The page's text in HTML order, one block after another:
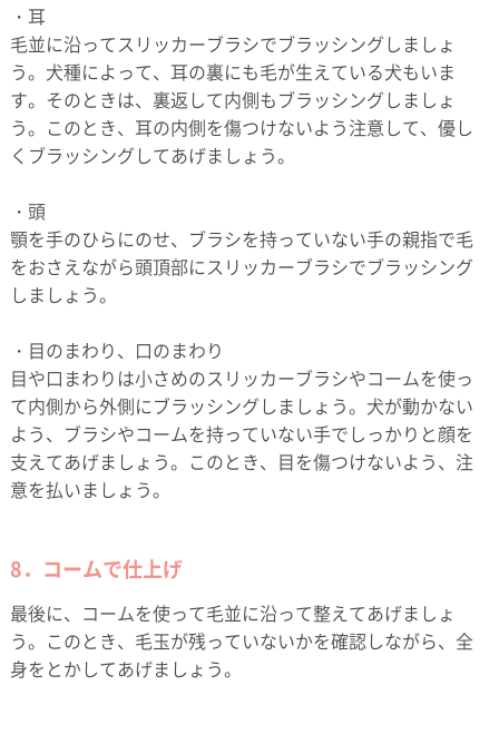
・耳
毛並に沿ってスリッカーブラシでブラッシングしましょ
う。犬種によって、耳の裏にも毛が生えている犬もいま
す。そのときは、裏返して内側もブラッシングしましょ
う。このとき、耳の内側を傷つけないよう注意して、優し
くブラッシングしてあげましょう。
・頭
顎を手のひらにのせ、ブラシを持っていない手の親指で毛
をおさえながら頭頂部にスリッカーブラシでブラッシング
しましょう。
・目のまわり、口のまわり
目や口まわりは小さめのスリッカーブラシやコームを使っ
て内側から外側にブラッシングしましょう。犬が動かない
よう、ブラシやコームを持っていない手でしっかりと顔を
支えてあげましょう。このとき、目を傷つけないよう、注
意を払いましょう。
8．コームで仕上げ
最後に、コームを使って毛並に沿って整えてあげましょ
う。このとき、毛玉が残っていないかを確認しながら、全
身をとかしてあげましょう。